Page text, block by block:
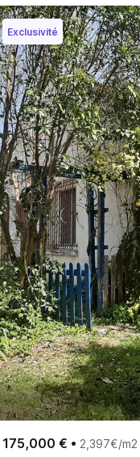
Exclusivité
175,000 € • 2,397€/m2